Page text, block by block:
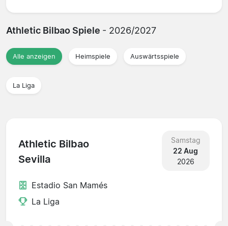
Athletic Bilbao Spiele - 2026/2027
Alle anzeigen Heimspiele Auswärtsspiele
La Liga
Athletic Bilbao
Sevilla
Samstag
22 Aug
2026
Estadio San Mamés
La Liga